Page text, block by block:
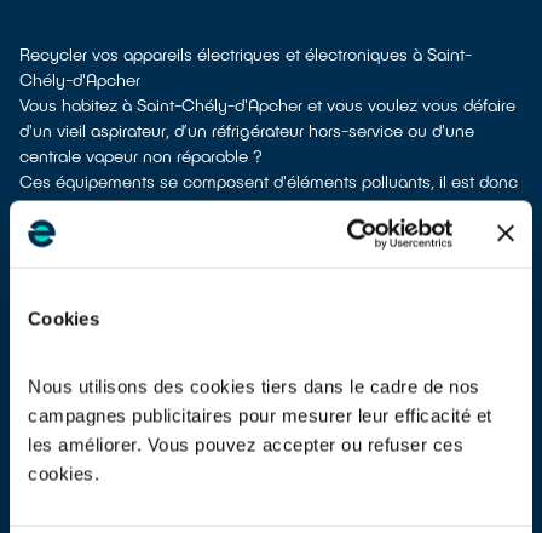
Cookies
Nous utilisons des cookies tiers dans le cadre de nos
campagnes publicitaires pour mesurer leur efficacité et
les améliorer. Vous pouvez accepter ou refuser ces
cookies.
Recycler vos appareils électriques et électroniques à Saint-
Chély-d'Apcher
Vous habitez à Saint-Chély-d'Apcher et vous voulez vous défaire
d'un vieil aspirateur, d’un réfrigérateur hors-service ou d'une
centrale vapeur non réparable ?
Ces équipements se composent d'éléments polluants, il est donc
primordial de mettre vos déchets électriques dans les endroits
appropriés pour pouvoir les dépolluer et les recycler.
électriques et électroniques.
réparable
dépôt en déchetterie
reprise à la livraison
si vous vous faites livrer un équipement
dépôt en magasin